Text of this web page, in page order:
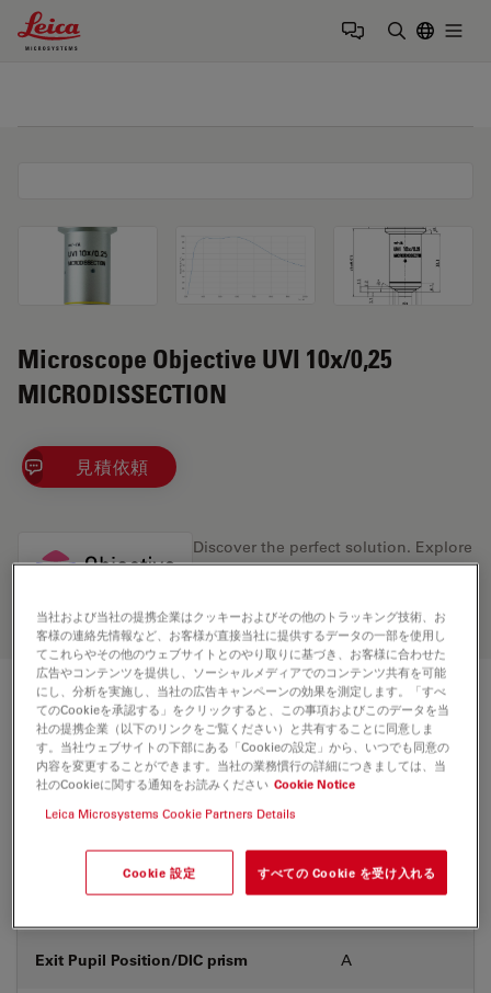
Leica Microsystems Logo
Microscope Objective UVI 10x/0,25
MICRODISSECTION
見積依頼
Discover the perfect solution. Explore
ourObjective Finder, compare
your needs.
技術仕様
製品番号 11518147
補正環 (CORR) -
カバーガラス
Exit Pupil Position/DIC prism A
当社および当社の提携企業はクッキーおよびその他のトラッキング技術、お
客様の連絡先情報など、お客様が直接当社に提供するデータの一部を使用し
てこれらやその他のウェブサイトとのやり取りに基づき、お客様に合わせた
広告やコンテンツを提供し、ソーシャルメディアでのコンテンツ共有を可能
にし、分析を実施し、当社の広告キャンペーンの効果を測定します。「すべ
てのCookieを承認する」をクリックすると、この事項およびこのデータを当
社の提携企業（以下のリンクをご覧ください）と共有することに同意しま
す。当社ウェブサイトの下部にある「Cookieの設定」から、いつでも同意の
内容を変更することができます。当社の業務慣行の詳細につきましては、当
社のCookieに関する通知をお読みください Cookie Notice
Leica Microsystems Cookie Partners Details
Cookie 設定 すべての Cookie を受け入れる